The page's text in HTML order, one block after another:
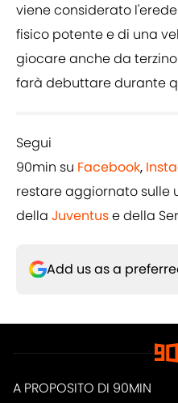
viene considerato
fisico potente e di una
giocare anche da
farà debuttare durante
Segui
90min su Facebook,
restare aggiornato sulle
della Juventuse della
Add us as a
A PROPOSITO DI 90MIN